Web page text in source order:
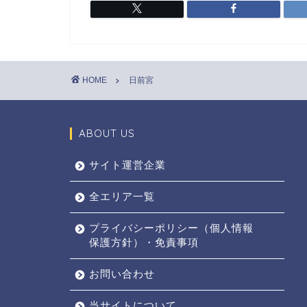
HOME 日前宮
ABOUT US
サイト運営企業
全エリア一覧
プライバシーポリシー（個人情報
保護方針）・免責事項
お問い合わせ